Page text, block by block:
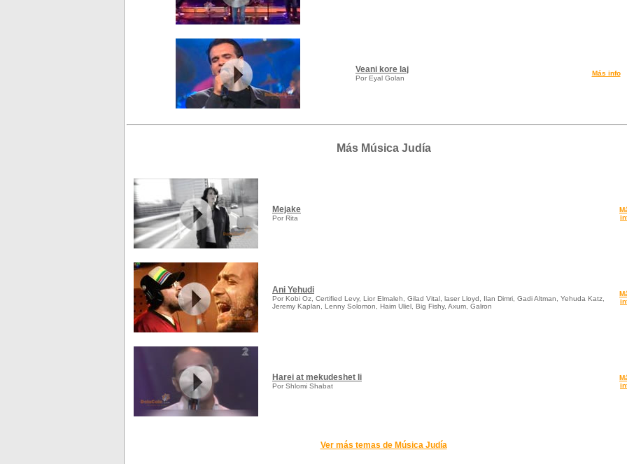
Veani kore laj
Por Eyal Golan
Más info
Más Música Judía
Mejake
Por Rita
Ani Yehudi
Por Kobi Oz, Certified Levy, Lior Elmaleh, Gilad Vital, laser Lloyd, Ilan Dimri, Gadi Altman, Yehuda Katz,
Jeremy Kaplan, Lenny Solomon, Haim Uliel, Big Fishy, Axum, Galron
Harei at mekudeshet li
Por Shlomi Shabat
Ver más temas de Música Judía